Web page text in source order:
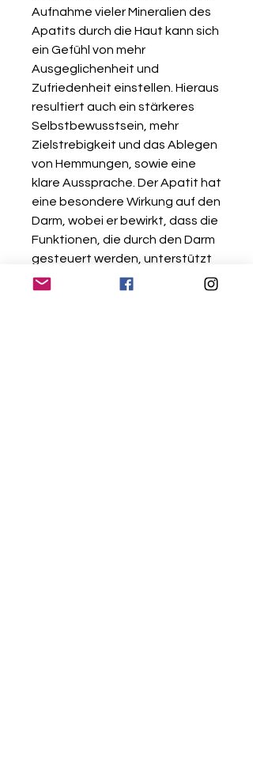
Aufnahme vieler Mineralien des
Apatits durch die Haut kann sich
ein Gefühl von mehr
Ausgeglichenheit und
Zufriedenheit einstellen. Hieraus
resultiert auch ein stärkeres
Selbstbewusstsein, mehr
Zielstrebigkeit und das Ablegen
von Hemmungen, sowie eine
klare Aussprache. Der Apatit hat
eine besondere Wirkung auf den
Darm, wobei er bewirkt, dass die
Funktionen, die durch den Darm
gesteuert werden, unterstützt
werden, um optimal zu arbeiten.